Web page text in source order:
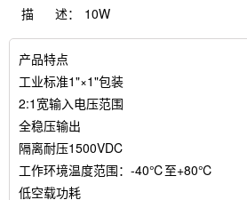
描 述：
10W
产品特点
工业标准1"×1"包装
2:1宽输入电压范围
全稳压输出
隔离耐压1500VDC
工作环境温度范围：-40℃至+80℃
低空载功耗